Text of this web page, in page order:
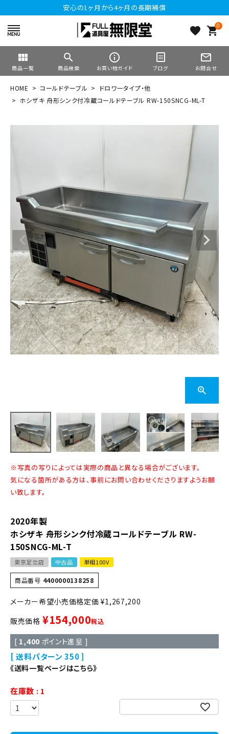
安心の1ヶ月から4ヶ月の長期補償
favorite 0
shopping_cart
view_module
商品一覧
search
商品検索
info_outline
お買い物ガイド ブログ
mail_outline
お問合せ
HOME コールドテーブル
ドロワータイプ・他
ホシザキ 舟形シンク付冷蔵コールドテーブル RW-150SNCG-ML-T
※写真の写りによっては実際の商品と異なる場合がございます。
気になる箇所がある方は、事前にお問い合わせくださりますようお願
い致します。
2020年製
ホシザキ 舟形シンク付冷蔵コールドテーブル RW-
150SNCG-ML-T
東京足立店 中古品 単相100V
商品番号 4400000138258
定価 ¥1,267,200
販売価格 ¥154,000税込
[ 1,400 ポイント進呈 ]
送料パターン 350
《送料一覧ページはこちら》
在庫数
1